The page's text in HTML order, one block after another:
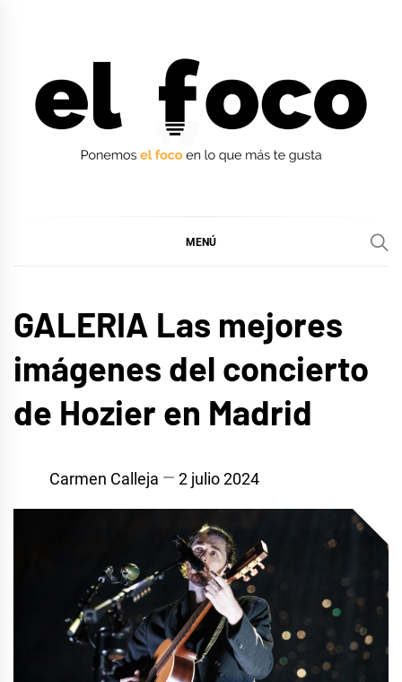
MENÚ
GALERIA Las mejores
imágenes del concierto
de Hozier en Madrid
Carmen Calleja 2 julio 2024